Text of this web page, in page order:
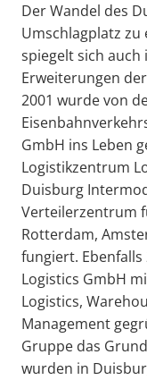
Der Wandel des
Umschlagplatz
spiegelt sich
Erweiterungen
2001 wurde von
GmbH ins Leben
Logistikzentrum
Duisburg
Verteilerzentrum
Rotterdam,
fungiert.
Logistics GmbH
Logistics,
Management
Gruppe das
wurden in